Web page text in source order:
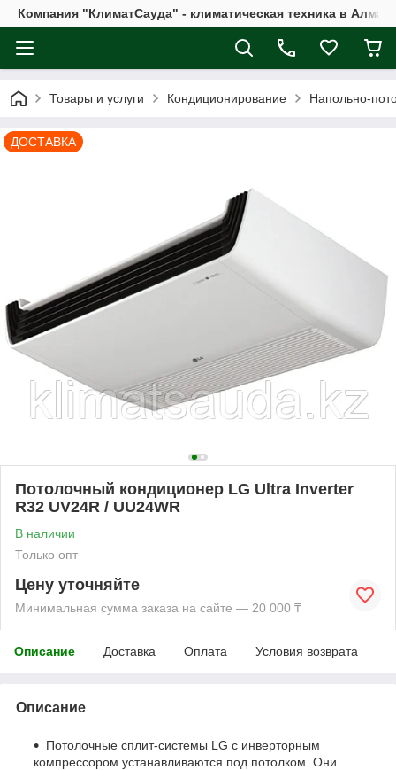
Компания "КлиматСауда" - климатическая техника в
Товары и услуги Кондиционирование Напольно-
ДОСТАВКА
Потолочный кондиционер LG Ultra Inverter
R32 UV24R / UU24WR
В наличии
Только опт
Цену уточняйте
Минимальная сумма заказа на сайте — 20 000 ₸
Описание Доставка Оплата Условия возврата
Описание
Потолочные сплит-системы LG с инверторным
компрессором устанавливаются под потолком. Они